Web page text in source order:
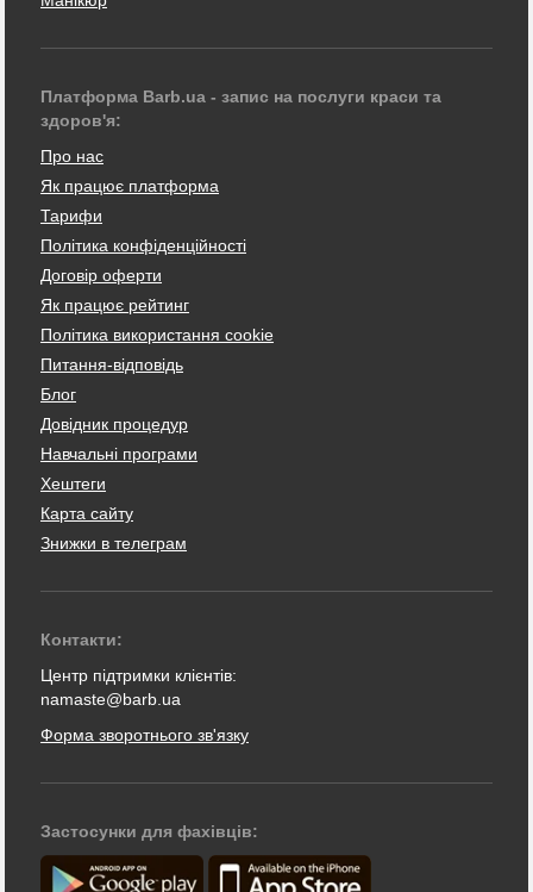
Платформа Barb.ua - запис на послуги краси та
здоров'я:
Про нас
Як працює платформа
Тарифи
Політика конфіденційності
Договір оферти
Як працює рейтинг
Політика використання cookie
Питання-відповідь
Блог
Довідник процедур
Навчальні програми
Хештеги
Карта сайту
Знижки в телеграм
Контакти:
Центр підтримки клієнтів:
namaste@barb.ua
Форма зворотнього зв'язку
Застосунки для фахівців: